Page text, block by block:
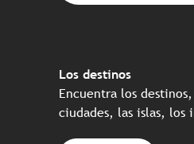
Los destinos
Encuentra los
ciudades, las islas, los